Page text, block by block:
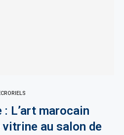
L’art marocain
au salon de